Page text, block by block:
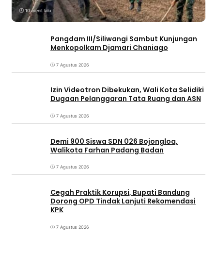
10 menit lalu
Pangdam III/Siliwangi Sambut Kunjungan
Menkopolkam Djamari Chaniago
7 Agustus 2026
Izin Videotron Dibekukan, Wali Kota Selidiki
Dugaan Pelanggaran Tata Ruang dan ASN
7 Agustus 2026
Demi 900 Siswa SDN 026 Bojongloa,
Walikota Farhan Padang Badan
7 Agustus 2026
Cegah Praktik Korupsi, Bupati Bandung
Dorong OPD Tindak Lanjuti Rekomendasi
KPK
7 Agustus 2026